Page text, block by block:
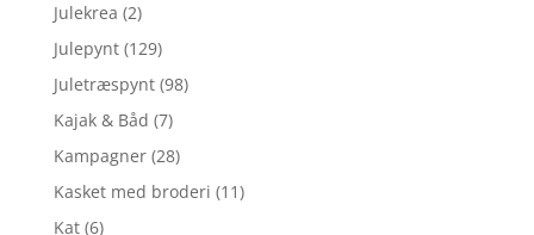
Julekrea (2)
Julepynt (129)
Juletræspynt (98)
Kajak & Båd (7)
Kampagner (28)
Kasket med broderi (11)
Kat (6)